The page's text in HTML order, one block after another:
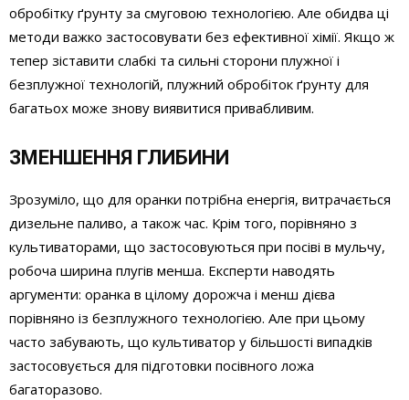
обробітку ґрунту за смуговою технологією. Але обидва ці
методи важко застосовувати без ефективної хімії. Якщо ж
тепер зіставити слабкі та сильні сторони плужної і
безплужної технологій, плужний обробіток ґрунту для
багатьох може знову виявитися привабливим.
ЗМЕНШЕННЯ ГЛИБИНИ
Зрозуміло, що для оранки потрібна енергія, витрачається
дизельне паливо, а також час. Крім того, порівняно з
культиваторами, що застосовуються при посіві в мульчу,
робоча ширина плугів менша. Експерти наводять
аргументи: оранка в цілому дорожча і менш дієва
порівняно із безплужного технологією. Але при цьому
часто забувають, що культиватор у більшості випадків
застосовується для підготовки посівного ложа
багаторазово.